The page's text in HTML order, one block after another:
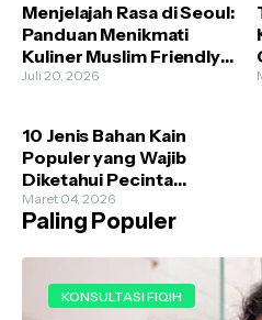
Menjelajah Rasa di Seoul:
Panduan Menikmati
Kuliner Muslim Friendly
Tanpa Cemas
Juli 20, 2026
10 Jenis Bahan Kain
Populer yang Wajib
Diketahui Pecinta
Fashion
Maret 04, 2026
Paling Populer
KONSULTASI FIQIH